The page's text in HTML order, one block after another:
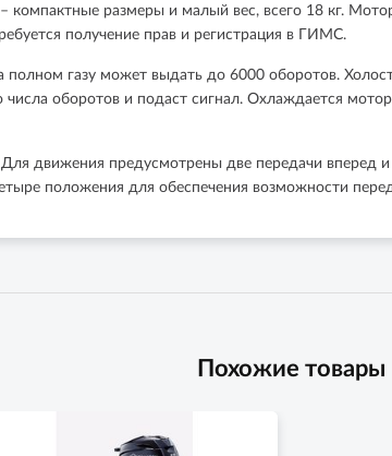
размеры и малый вес, всего 18 кг.
получение прав и регистрация в ГИМС.
газу может выдать до 6000 оборотов.
оборотов и подаст сигнал. Охлаждается
движения предусмотрены две передачи вперед
положения для обеспечения возможности
Похожие товары